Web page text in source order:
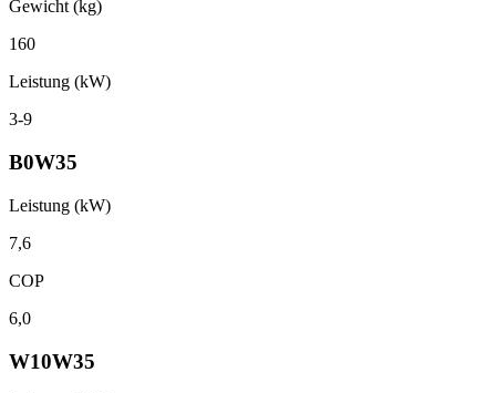
Gewicht (kg)
160
Leistung (kW)
3-9
B0W35
Leistung (kW)
7,6
COP
6,0
W10W35